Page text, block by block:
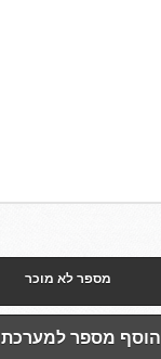
מספר לא מוכר
הוסף מספר למערכת